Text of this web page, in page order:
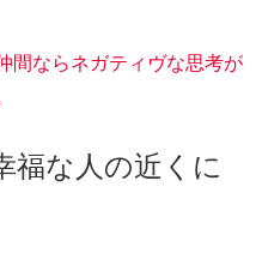
間ならネガティヴな思考が
福な人の近くに